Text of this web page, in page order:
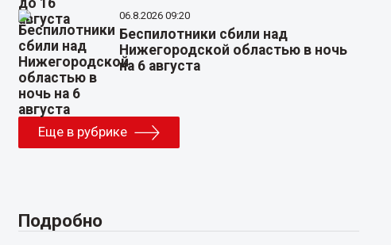
06.8.2026 09:20
Беспилотники сбили над
Нижегородской областью в ночь
на 6 августа
Еще в рубрике
Подробно